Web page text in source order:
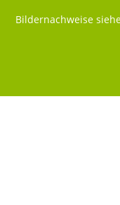
Bildernachweise